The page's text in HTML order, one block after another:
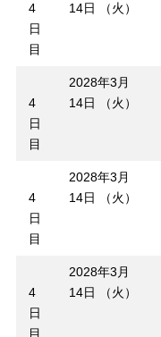
4
日
目
14日 （火）
4
日
目
2028年3月
14日 （火）
4
日
目
2028年3月
14日 （火）
4
日
目
2028年3月
14日 （火）